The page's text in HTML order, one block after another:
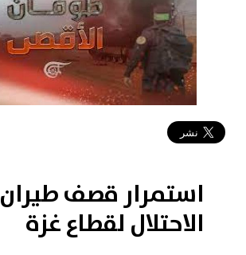
استمرار قصف طيران
الاحتلال لقطاع غزة